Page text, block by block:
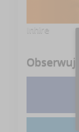
Inhire
Obserwuj